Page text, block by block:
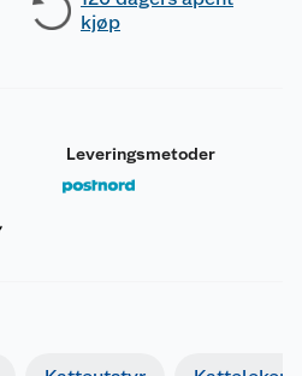
kjøp
Leveringsmetoder